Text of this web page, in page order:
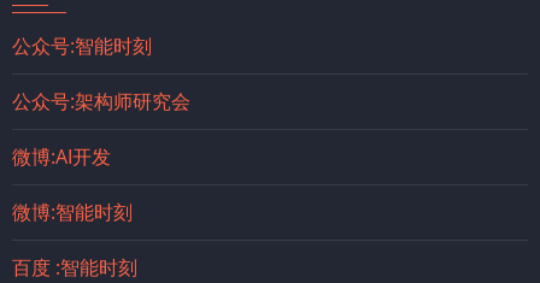
公众号:智能时刻
公众号:架构师研究会
微博:AI开发
微博:智能时刻
百度 :智能时刻